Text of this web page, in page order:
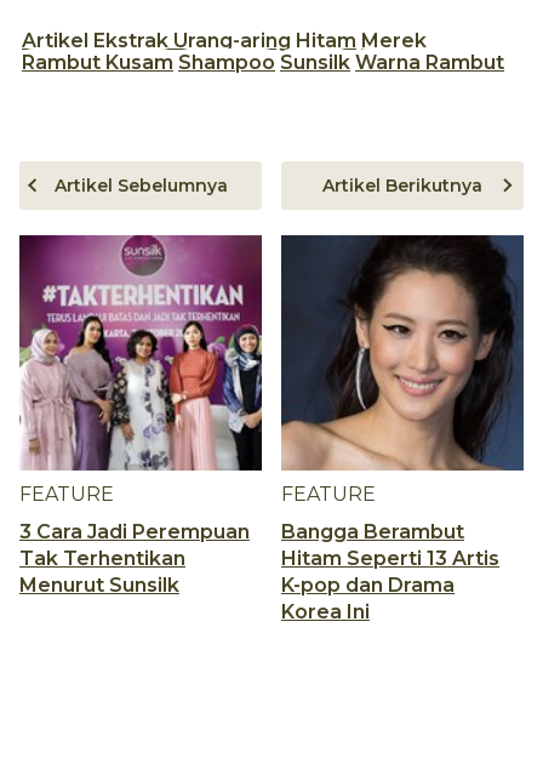
Artikel Ekstrak Urang-aring Hitam Merek
Rambut Kusam Shampoo Sunsilk Warna Rambut
FEATURE
3 Cara Jadi Perempuan
Tak Terhentikan
Menurut Sunsilk
Artikel Sebelumnya
FEATURE
Bangga Berambut
Hitam Seperti 13 Artis
K-pop dan Drama
Korea Ini
Artikel Berikutnya